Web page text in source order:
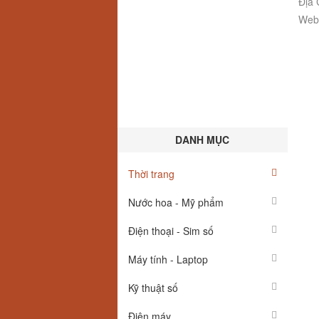
DANH MỤC
Thời trang
Nước hoa - Mỹ phẩm
Điện thoại - Sim số
Máy tính - Laptop
Kỹ thuật số
Điện máy